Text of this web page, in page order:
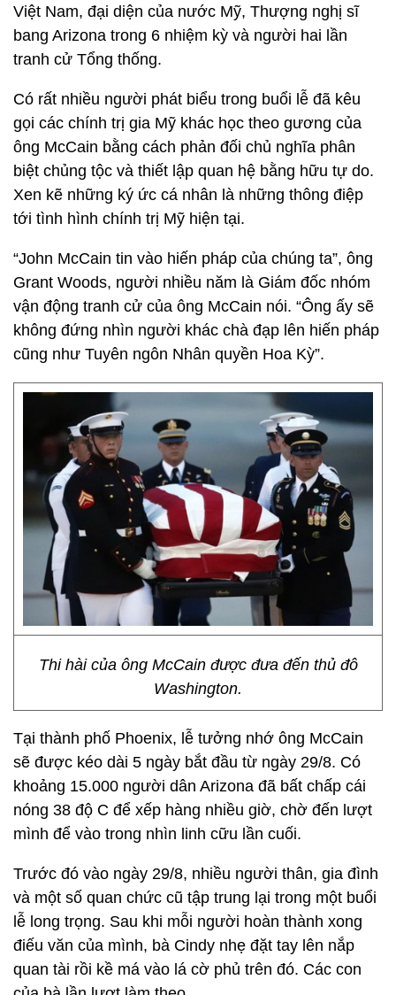
Việt Nam, đại diện của nước Mỹ, Thượng nghị sĩ
bang Arizona trong 6 nhiệm kỳ và người hai lần
tranh cử Tổng thống.
Có rất nhiều người phát biểu trong buổi lễ đã kêu
gọi các chính trị gia Mỹ khác học theo gương của
ông McCain bằng cách phản đối chủ nghĩa phân
biệt chủng tộc và thiết lập quan hệ bằng hữu tự do.
Xen kẽ những ký ức cá nhân là những thông điệp
tới tình hình chính trị Mỹ hiện tại.
“John McCain tin vào hiến pháp của chúng ta”, ông
Grant Woods, người nhiều năm là Giám đốc nhóm
vận động tranh cử của ông McCain nói. “Ông ấy sẽ
không đứng nhìn người khác chà đạp lên hiến pháp
cũng như Tuyên ngôn Nhân quyền Hoa Kỳ”.
Thi hài của ông McCain được đưa đến thủ đô
Washington.
Tại thành phố Phoenix, lễ tưởng nhớ ông McCain
sẽ được kéo dài 5 ngày bắt đầu từ ngày 29/8. Có
khoảng 15.000 người dân Arizona đã bất chấp cái
nóng 38 độ C để xếp hàng nhiều giờ, chờ đến lượt
mình để vào trong nhìn linh cữu lần cuối.
Trước đó vào ngày 29/8, nhiều người thân, gia đình
và một số quan chức cũ tập trung lại trong một buổi
lễ long trọng. Sau khi mỗi người hoàn thành xong
điếu văn của mình, bà Cindy nhẹ đặt tay lên nắp
quan tài rồi kề má vào lá cờ phủ trên đó. Các con